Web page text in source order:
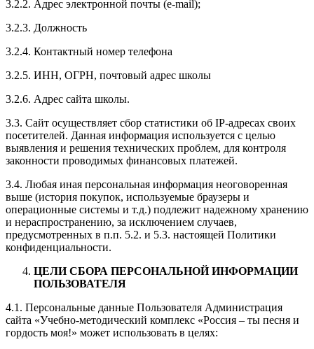
3.2.2. Адрес электронной почты (e-mail);
3.2.3. Должность
3.2.4. Контактный номер телефона
3.2.5. ИНН, ОГРН, почтовый адрес школы
3.2.6. Адрес сайта школы.
3.3. Сайт осуществляет сбор статистики об IP-адресах своих
посетителей. Данная информация используется с целью
выявления и решения технических проблем, для контроля
законности проводимых финансовых платежей.
3.4. Любая иная персональная информация неоговоренная
выше (история покупок, используемые браузеры и
операционные системы и т.д.) подлежит надежному хранению
и нераспространению, за исключением случаев,
предусмотренных в п.п. 5.2. и 5.3. настоящей Политики
конфиденциальности.
ЦЕЛИ СБОРА ПЕРСОНАЛЬНОЙ ИНФОРМАЦИИ
ПОЛЬЗОВАТЕЛЯ
4.1. Персональные данные Пользователя Администрация
сайта «Учебно-методический комплекс «Россия – ты песня и
гордость моя!» может использовать в целях: